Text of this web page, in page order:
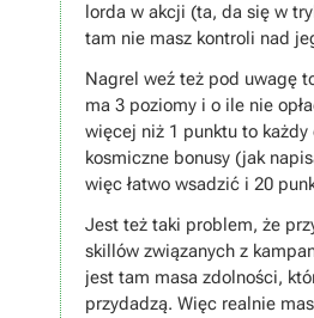
lorda w akcji (ta, da się w
tam nie masz kontroli nad
Nagrel weź też pod uwagę
ma 3 poziomy i o ile nie
więcej niż 1 punktu to
kosmiczne bonusy (jak
więc łatwo wsadzić i 20
Jest też taki problem, że
skillów związanych z
jest tam masa zdolności,
przydadzą. Więc realnie